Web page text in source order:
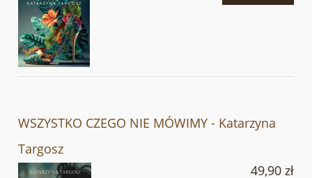
WSZYSTKO CZEGO NIE MÓWIMY - Katarzyna
Targosz
49,90 zł